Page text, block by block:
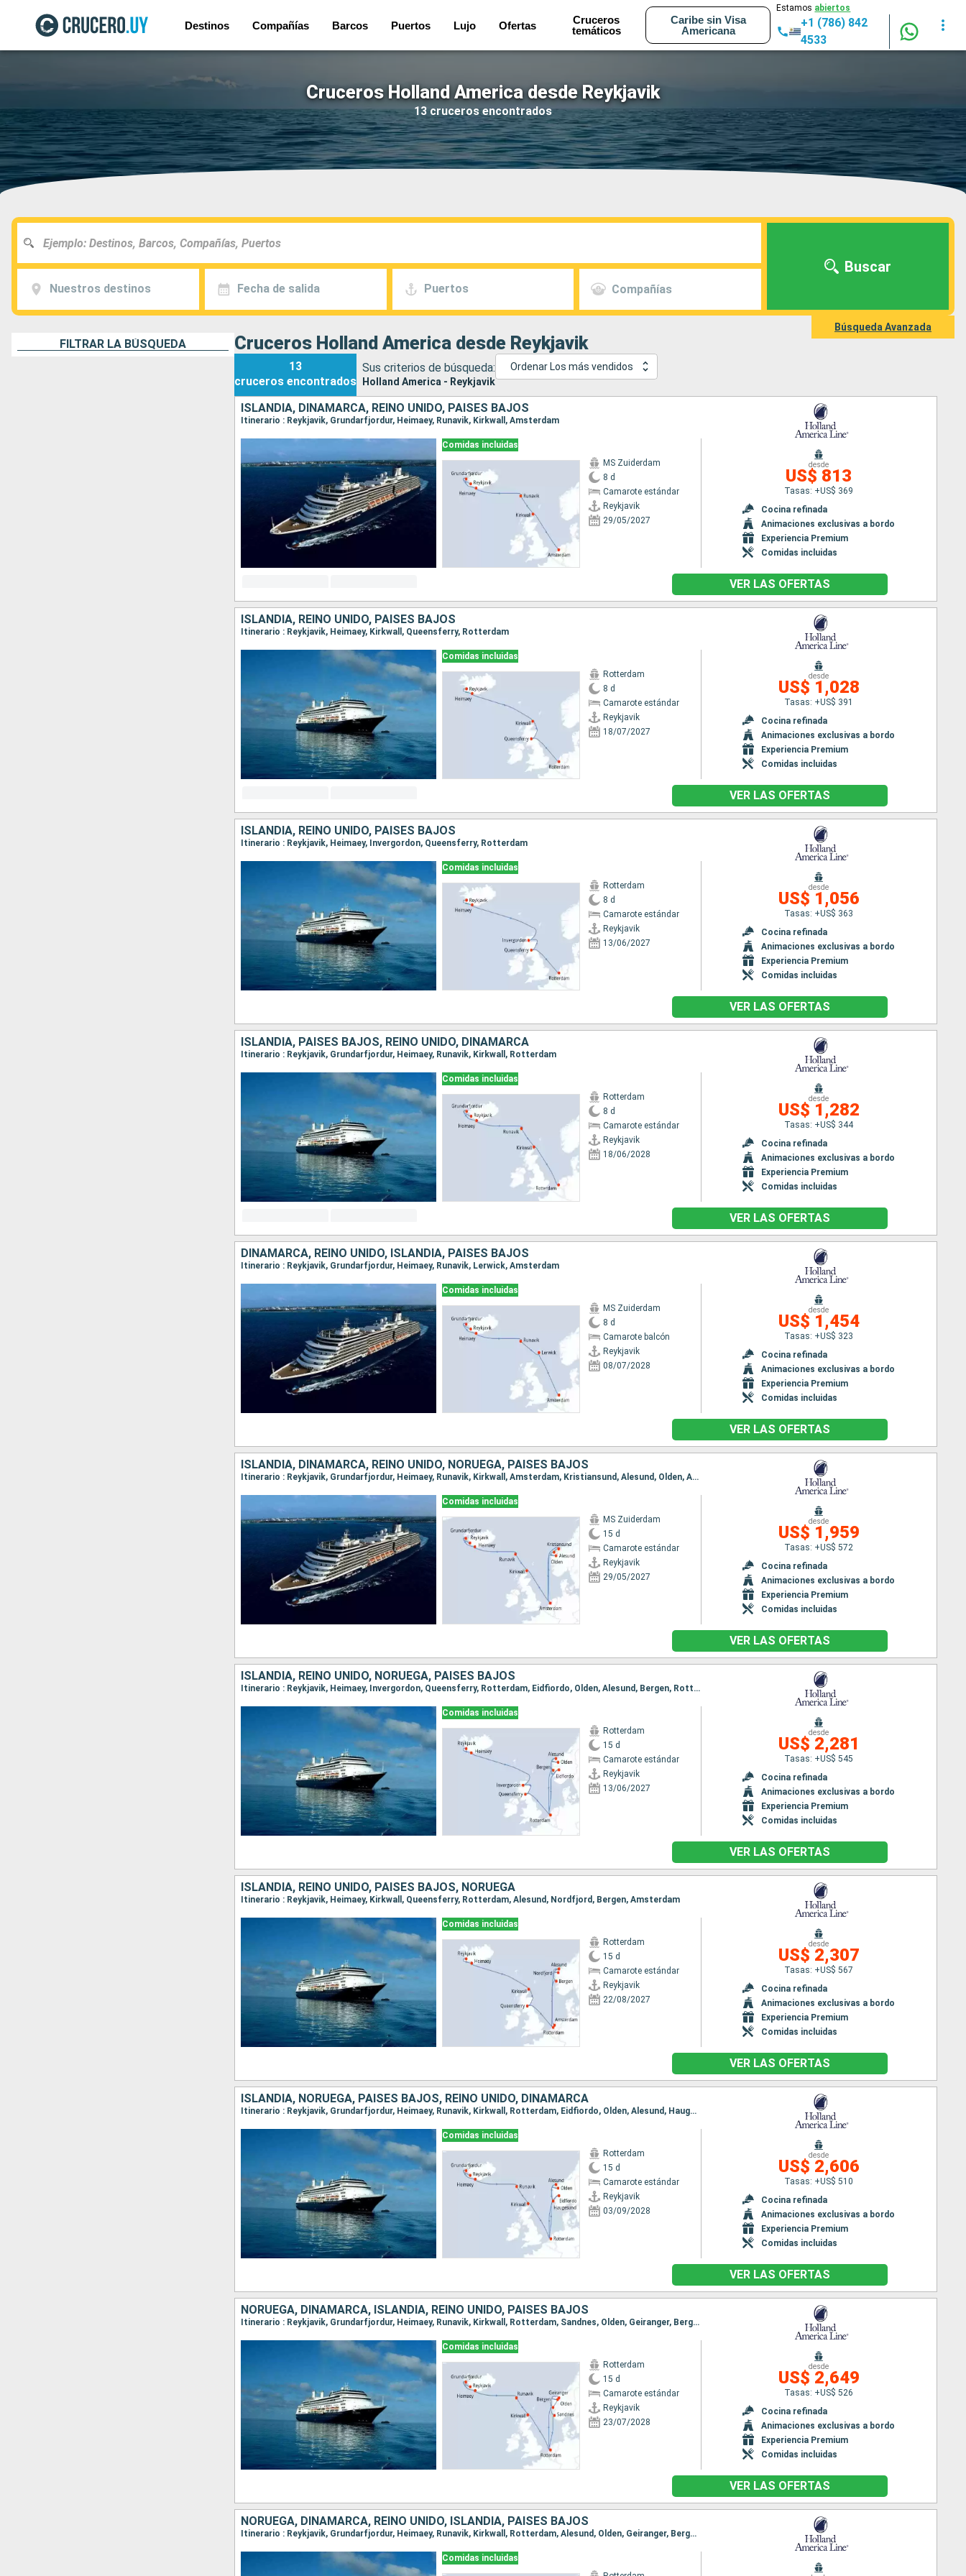
Destinos Compañías Barcos Puertos Lujo Ofertas
Cruceros
temáticos
Caribe sin Visa
Americana
Estamos abiertos
+1 (786) 842
4533
Cruceros Holland America desde Reykjavik
13 cruceros encontrados
Nuestros destinos Fecha de salida Puertos Compañías
Buscar
Búsqueda Avanzada
FILTRAR LA BÚSQUEDA Cruceros Holland America desde Reykjavik
13
cruceros encontrados
Sus criterios de búsqueda:
Holland America - Reykjavik
Ordenar Los más vendidos
ISLANDIA, DINAMARCA, REINO UNIDO, PAISES BAJOS
Itinerario : Reykjavik, Grundarfjordur, Heimaey, Runavik, Kirkwall, Amsterdam
Comidas incluidas
MS Zuiderdam
8 d
Camarote estándar
Reykjavik
29/05/2027
desde
US$ 813
Tasas: +US$ 369
Cocina refinada
Animaciones exclusivas a bordo
Experiencia Premium
Comidas incluidas
VER LAS OFERTAS
ISLANDIA, REINO UNIDO, PAISES BAJOS
Itinerario : Reykjavik, Heimaey, Kirkwall, Queensferry, Rotterdam
Comidas incluidas
Rotterdam
8 d
Camarote estándar
Reykjavik
18/07/2027
desde
US$ 1,028
Tasas: +US$ 391
Cocina refinada
Animaciones exclusivas a bordo
Experiencia Premium
Comidas incluidas
VER LAS OFERTAS
ISLANDIA, REINO UNIDO, PAISES BAJOS
Itinerario : Reykjavik, Heimaey, Invergordon, Queensferry, Rotterdam
Comidas incluidas
Rotterdam
8 d
Camarote estándar
Reykjavik
13/06/2027
desde
US$ 1,056
Tasas: +US$ 363
Cocina refinada
Animaciones exclusivas a bordo
Experiencia Premium
Comidas incluidas
VER LAS OFERTAS
ISLANDIA, PAISES BAJOS, REINO UNIDO, DINAMARCA
Itinerario : Reykjavik, Grundarfjordur, Heimaey, Runavik, Kirkwall, Rotterdam
Comidas incluidas
Rotterdam
8 d
Camarote estándar
Reykjavik
18/06/2028
desde
US$ 1,282
Tasas: +US$ 344
Cocina refinada
Animaciones exclusivas a bordo
Experiencia Premium
Comidas incluidas
VER LAS OFERTAS
DINAMARCA, REINO UNIDO, ISLANDIA, PAISES BAJOS
Itinerario : Reykjavik, Grundarfjordur, Heimaey, Runavik, Lerwick, Amsterdam
Comidas incluidas
MS Zuiderdam
8 d
Camarote balcón
Reykjavik
08/07/2028
desde
US$ 1,454
Tasas: +US$ 323
Cocina refinada
Animaciones exclusivas a bordo
Experiencia Premium
Comidas incluidas
VER LAS OFERTAS
ISLANDIA, DINAMARCA, REINO UNIDO, NORUEGA, PAISES BAJOS
Itinerario : Reykjavik, Grundarfjordur, Heimaey, Runavik, Kirkwall, Amsterdam, Kristiansund, Alesund, Olden, Amsterdam
Comidas incluidas
MS Zuiderdam
15 d
Camarote estándar
Reykjavik
29/05/2027
desde
US$ 1,959
Tasas: +US$ 572
Cocina refinada
Animaciones exclusivas a bordo
Experiencia Premium
Comidas incluidas
VER LAS OFERTAS
ISLANDIA, REINO UNIDO, NORUEGA, PAISES BAJOS
Itinerario : Reykjavik, Heimaey, Invergordon, Queensferry, Rotterdam, Eidfiordo, Olden, Alesund, Bergen, Rotterdam
Comidas incluidas
Rotterdam
15 d
Camarote estándar
Reykjavik
13/06/2027
desde
US$ 2,281
Tasas: +US$ 545
Cocina refinada
Animaciones exclusivas a bordo
Experiencia Premium
Comidas incluidas
VER LAS OFERTAS
ISLANDIA, REINO UNIDO, PAISES BAJOS, NORUEGA
Itinerario : Reykjavik, Heimaey, Kirkwall, Queensferry, Rotterdam, Alesund, Nordfjord, Bergen, Amsterdam
Comidas incluidas
Rotterdam
15 d
Camarote estándar
Reykjavik
22/08/2027
desde
US$ 2,307
Tasas: +US$ 567
Cocina refinada
Animaciones exclusivas a bordo
Experiencia Premium
Comidas incluidas
VER LAS OFERTAS
ISLANDIA, NORUEGA, PAISES BAJOS, REINO UNIDO, DINAMARCA
Itinerario : Reykjavik, Grundarfjordur, Heimaey, Runavik, Kirkwall, Rotterdam, Eidfiordo, Olden, Alesund, Haugesund, Rotterdam
Comidas incluidas
Rotterdam
15 d
Camarote estándar
Reykjavik
03/09/2028
desde
US$ 2,606
Tasas: +US$ 510
Cocina refinada
Animaciones exclusivas a bordo
Experiencia Premium
Comidas incluidas
VER LAS OFERTAS
NORUEGA, DINAMARCA, ISLANDIA, REINO UNIDO, PAISES BAJOS
Itinerario : Reykjavik, Grundarfjordur, Heimaey, Runavik, Kirkwall, Rotterdam, Sandnes, Olden, Geiranger, Bergen, Rotterdam
Comidas incluidas
Rotterdam
15 d
Camarote estándar
Reykjavik
23/07/2028
desde
US$ 2,649
Tasas: +US$ 526
Cocina refinada
Animaciones exclusivas a bordo
Experiencia Premium
Comidas incluidas
VER LAS OFERTAS
NORUEGA, DINAMARCA, REINO UNIDO, ISLANDIA, PAISES BAJOS
Itinerario : Reykjavik, Grundarfjordur, Heimaey, Runavik, Kirkwall, Rotterdam, Alesund, Olden, Geiranger, Bergen, Rotterdam
Comidas incluidas